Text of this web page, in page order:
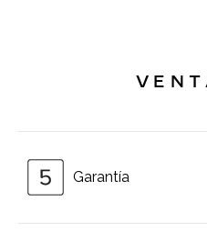
Garantía
Todos los productos que